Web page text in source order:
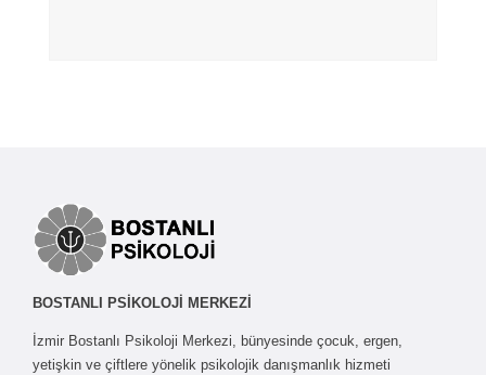
BOSTANLI PSİKOLOJİ MERKEZİ
İzmir Bostanlı Psikoloji Merkezi, bünyesinde çocuk, ergen,
yetişkin ve çiftlere yönelik psikolojik danışmanlık hizmeti